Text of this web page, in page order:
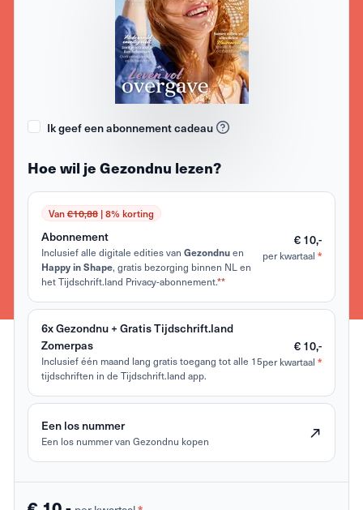
Ik geef een abonnement cadeau
Hoe wil je Gezondnu lezen?
Van€10,88| 8% korting
Abonnement
Inclusief alle digitale edities van Gezondnuen
Happy in Shape, gratis bezorging binnen NL en
het Tijdschrift.land Privacy-abonnement.**
€ 10,-
per kwartaal *
6x Gezondnu + Gratis Tijdschrift.land
Zomerpas
Inclusief één maand lang gratis toegang tot alle 15
tijdschriften in de Tijdschrift.land app.
€ 10,-
per kwartaal *
Een los nummer
Een los nummer van Gezondnu kopen